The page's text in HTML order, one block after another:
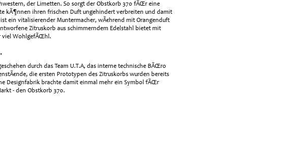
der Limetten. So sorgt der Obstkorb 370 fÃŒr eine
kÃ¶nnen ihren frischen Duft ungehindert verbreiten und damit
ein vitalisierender Muntermacher, wÃ€hrend mit Orangenduft
Zitruskorb aus schimmerndem Edelstahl bietet mit
viel WohlgefÃŒhl.
durch das Team U.T.A, das interne technische BÃŒro
die ersten Prototypen des Zitruskorbs wurden bereits
Designfabrik brachte damit einmal mehr ein Symbol fÃŒr
- den Obstkorb 370.